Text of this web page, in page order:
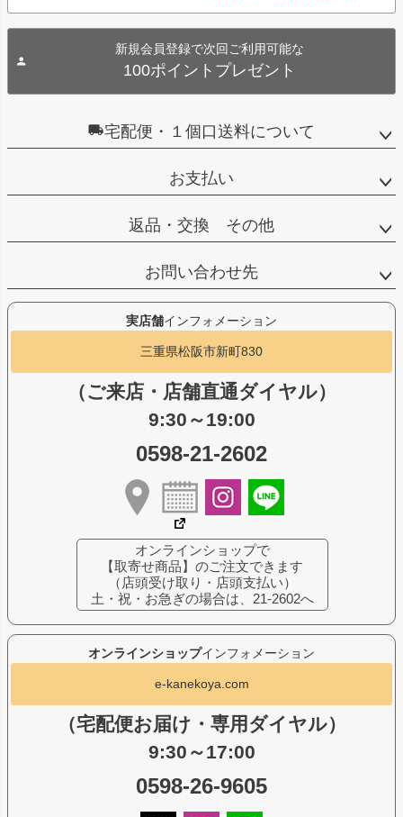
新規会員登録で次回ご利用可能な
100ポイントプレゼント
宅配便・１個口送料について
お支払い
返品・交換 その他
お問い合わせ先
オンラインショップインフォメーション
e-kanekoya.com
（宅配便お届け・専用ダイヤル）
9:30～17:00
0598-26-9605
実店舗インフォメーション
三重県松阪市新町830
（ご来店・店舗直通ダイヤル）
9:30～19:00
0598-21-2602
オンラインショップで
【取寄せ商品】のご注文できます
（店頭受け取り・店頭支払い）
土・祝・お急ぎの場合は、21-2602へ